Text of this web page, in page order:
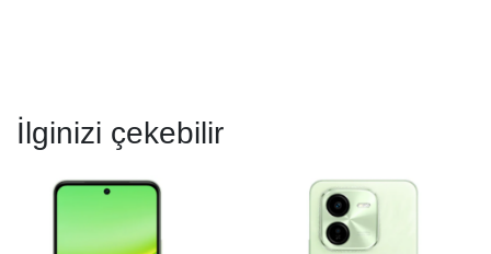
İlginizi çekebilir